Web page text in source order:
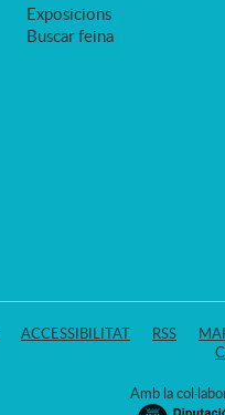
Exposicions
Buscar feina
ACCESSIBILITAT RSS
Amb la